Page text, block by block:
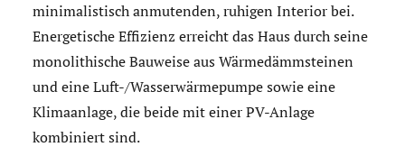
minimalistisch anmutenden, ruhigen Interior bei.
Energetische Effizienz erreicht das Haus durch seine
monolithische Bauweise aus Wärmedämmsteinen
und eine Luft-/Wasserwärmepumpe sowie eine
Klimaanlage, die beide mit einer PV-Anlage
kombiniert sind.